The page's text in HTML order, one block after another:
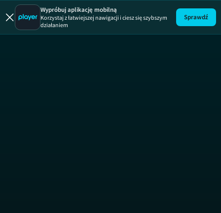
Mój
Wypróbuj aplikację mobilną
Korzystaj z łatwiejszej nawigacji i ciesz się szybszym
działaniem
Sprawdź